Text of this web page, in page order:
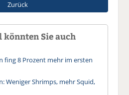
Zurück
Sie auch
fing 8 Prozent mehr im ersten
Weniger Shrimps, mehr Squid,